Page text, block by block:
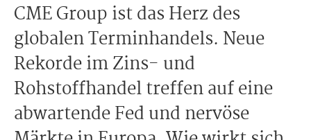
CME Group ist das Herz des
globalen Terminhandels. Neue
Rekorde im Zins- und
Rohstoffhandel treffen auf eine
abwartende Fed und nervöse